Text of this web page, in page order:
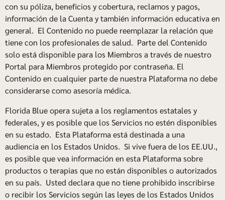
con su póliza, beneficios y cobertura, reclamos y pagos,
información de la Cuenta y también información educativa en
general. El Contenido no puede reemplazar la relación que
tiene con los profesionales de salud. Parte del Contenido
solo está disponible para los Miembros a través de nuestro
Portal para Miembros protegido por contraseña. El
Contenido en cualquier parte de nuestra Plataforma no debe
considerarse como asesoría médica.
Florida Blue opera sujeta a los reglamentos estatales y
federales, y es posible que los Servicios no estén disponibles
en su estado. Esta Plataforma está destinada a una
audiencia en los Estados Unidos. Si vive fuera de los EE.UU.,
es posible que vea información en esta Plataforma sobre
productos o terapias que no están disponibles o autorizados
en su país. Usted declara que no tiene prohibido inscribirse
o recibir los Servicios según las leyes de los Estados Unidos